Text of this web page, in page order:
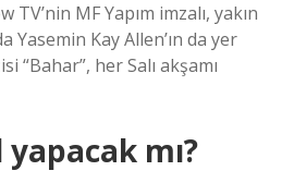
MF Yapım imzalı, yakın
Yasemin Kay Allen’ın da yer
“Bahar”, her Salı akşamı
mı?